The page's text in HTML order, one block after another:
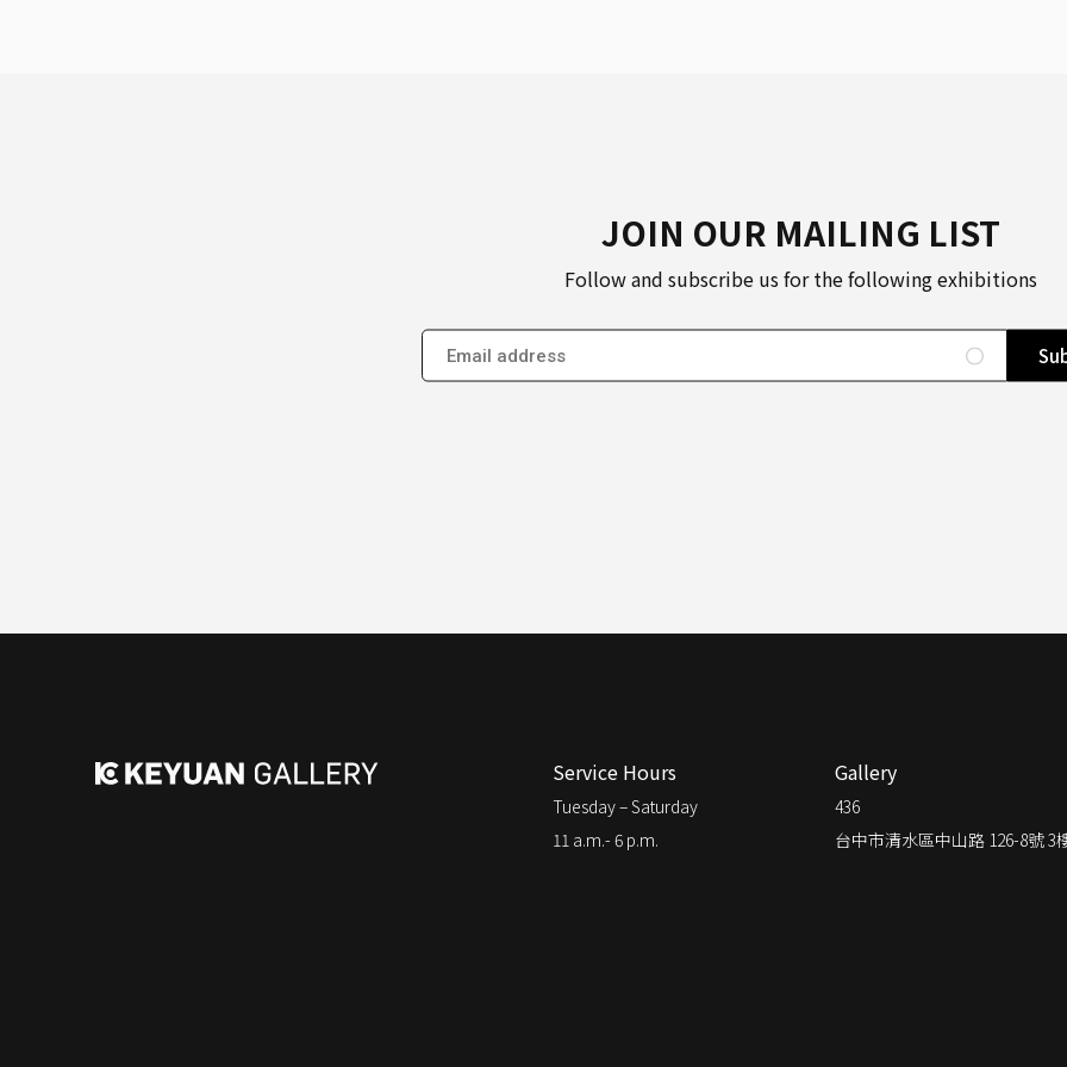
JOIN OUR MAILING LIST
Follow and subscribe us for the following exhibitions
Service Hours
Tuesday – Saturday
11 a.m.- 6 p.m.
Gallery
436
台中市清水區中山路 126-8號 3